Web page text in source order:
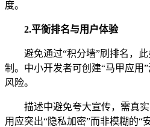
度。
2.平衡排名与用户体验
避免通过“积分墙”刷排名，
制。中小开发者可创建“马甲应用
风险。
描述中避免夸大宣传，需真
用应突出“隐私加密”而非模糊的“